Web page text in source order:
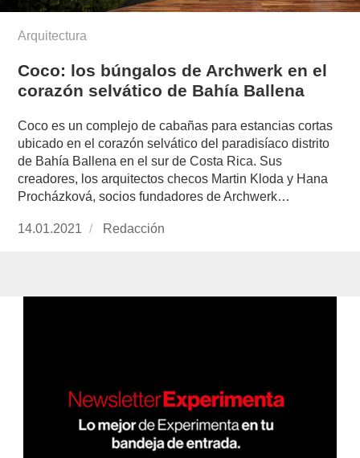
Arquitectura
Coco: los búngalos de Archwerk en el
corazón selvático de Bahía Ballena
Coco es un complejo de cabañas para estancias cortas
ubicado en el corazón selvático del paradisíaco distrito
de Bahía Ballena en el sur de Costa Rica. Sus
creadores, los arquitectos checos Martin Kloda y Hana
Procházková, socios fundadores de Archwerk…
Publicado
14.01.2021 https://www.experimenta.es/author/redaccion/
Redacción